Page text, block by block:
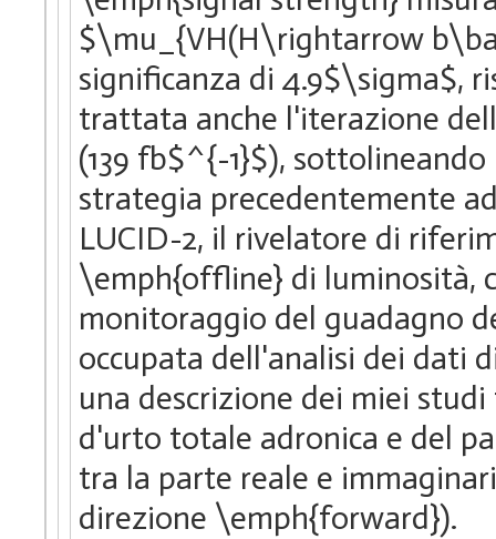
$\mu_{VH(H\rightarrow
significanza di 4.9$\sigma$,
trattata anche l'iterazione
(139 fb$^{-1}$),
strategia precedentemente
LUCID-2, il rivelatore di
\emph{offline} di luminosità,
monitoraggio del guadagno
occupata dell'analisi dei dati
una descrizione dei miei
d'urto totale adronica e del
tra la parte reale e
direzione \emph{forward}).